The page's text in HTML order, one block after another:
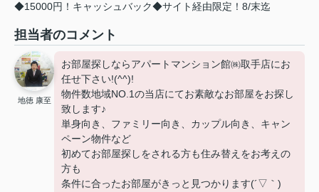
◆15000円！キャッシュバック◆サイト経由限定！8/末迄
担当者のコメント
地徳 康至
お部屋探しならアパートマンション館㈱取手店にお
任せ下さい!(^^)!
物件数地域NO.1の当店にてお素敵なお部屋をお探し
致します♪
単身向き、ファミリー向き、カップル向き、キャン
ペーン物件など
初めてお部屋探しをされる方も住み替えをお考えの
方も
条件に合ったお部屋がきっと見つかります(´▽｀)